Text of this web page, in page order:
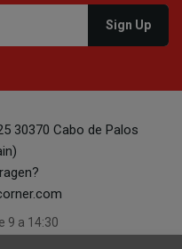
30370 Cabo de Palos
9 a 14:30